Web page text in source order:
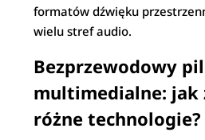
formatów dźwięku
wielu stref audio.
Bezprzewodowy
multimedialne: jak
różne technologie?